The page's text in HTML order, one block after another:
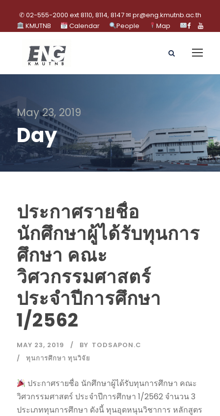
✆ 02-555-2000 ext 8110, 8114, 8147 ✉ pr@eng.kmutnb.ac.th
KMUTNB
Calendar People Map
May 23, 2019
Day
ประกาศรายชื่อ
นักศึกษาผู้ได้รับทุนการ
ศึกษา คณะ
วิศวกรรมศาสตร์
ประจำปีการศึกษา
1/2562
MAY 23, 2019 BY TODSAPON.C
ทุนการศึกษา ทุนวิจัย
ประกาศรายชื่อ นักศึกษาผู้ได้รับทุนการศึกษา คณะ
วิศวกรรมศาสตร์ ประจำปีการศึกษา 1/2562 จำนวน 3
ประเภททุนการศึกษา ดังนี้ ทุนอุดหนุนวิชาการ หลักสูตร